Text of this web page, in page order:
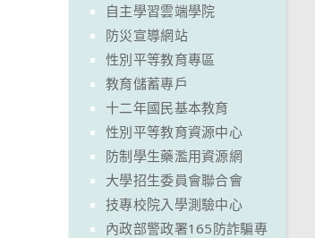
自主學習雲端學院
防災宣導網站
性別平等教育專區
教育儲蓄專戶
十二年國民基本教育
性別平等教育資源中心
防制學生藥濫用資源網
大學招生委員會聯合會
技專校院入學測驗中心
內政部警政署165防詐騙專